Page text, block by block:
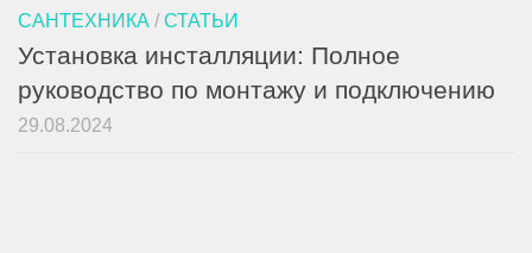
САНТЕХНИКА / СТАТЬИ
Установка инсталляции: Полное
руководство по монтажу и подключению
29.08.2024